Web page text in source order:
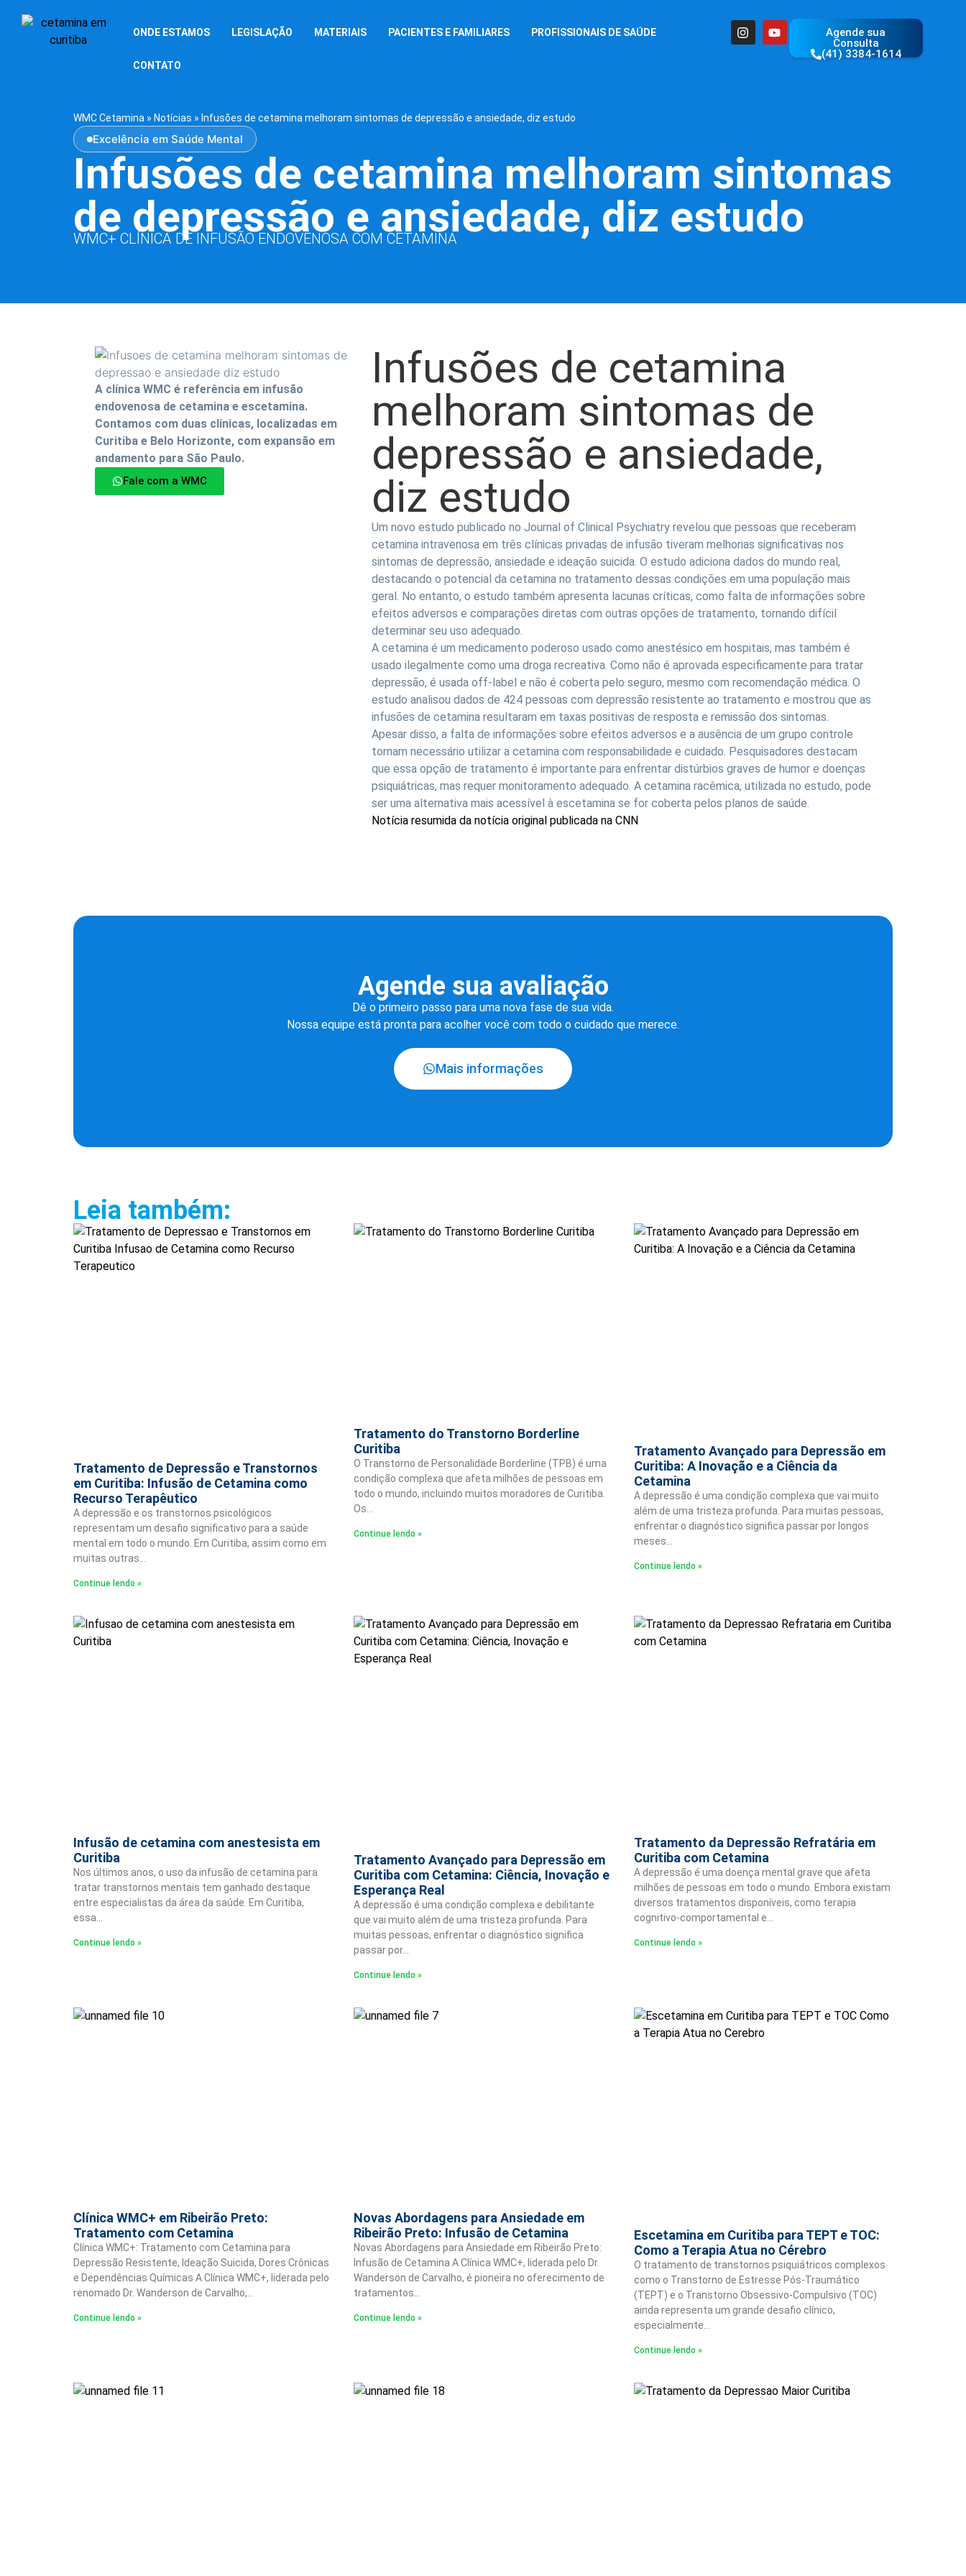
ONDE ESTAMOS LEGISLAÇÃO MATERIAIS PACIENTES E FAMILIARES PROFISSIONAIS DE SAÚDE
CONTATO
Agende sua
Consulta
(41) 3384-1614
WMC Cetamina » Notícias » Infusões de cetamina melhoram sintomas de depressão e ansiedade, diz estudo
Excelência em Saúde Mental
Infusões de cetamina melhoram sintomas
de depressão e ansiedade, diz estudo
WMC+ CLÍNICA DE INFUSÃO ENDOVENOSA COM CETAMINA
A clínica WMC é referência em infusão
endovenosa de cetamina e escetamina.
Contamos com duas clínicas, localizadas em
Curitiba e Belo Horizonte, com expansão em
andamento para São Paulo.
Fale com a WMC
Infusões de cetamina
melhoram sintomas de
depressão e ansiedade,
diz estudo
Um novo estudo publicado no Journal of Clinical Psychiatry revelou que pessoas que receberam
cetamina intravenosa em três clínicas privadas de infusão tiveram melhorias significativas nos
sintomas de depressão, ansiedade e ideação suicida. O estudo adiciona dados do mundo real,
destacando o potencial da cetamina no tratamento dessas condições em uma população mais
geral. No entanto, o estudo também apresenta lacunas críticas, como falta de informações sobre
efeitos adversos e comparações diretas com outras opções de tratamento, tornando difícil
determinar seu uso adequado.
A cetamina é um medicamento poderoso usado como anestésico em hospitais, mas também é
usado ilegalmente como uma droga recreativa. Como não é aprovada especificamente para tratar
depressão, é usada off-label e não é coberta pelo seguro, mesmo com recomendação médica. O
estudo analisou dados de 424 pessoas com depressão resistente ao tratamento e mostrou que as
infusões de cetamina resultaram em taxas positivas de resposta e remissão dos sintomas.
Apesar disso, a falta de informações sobre efeitos adversos e a ausência de um grupo controle
tornam necessário utilizar a cetamina com responsabilidade e cuidado. Pesquisadores destacam
que essa opção de tratamento é importante para enfrentar distúrbios graves de humor e doenças
psiquiátricas, mas requer monitoramento adequado. A cetamina racêmica, utilizada no estudo, pode
ser uma alternativa mais acessível à escetamina se for coberta pelos planos de saúde.
Notícia resumida da notícia original publicada na CNN
Agende sua avaliação
Dê o primeiro passo para uma nova fase de sua vida.
Nossa equipe está pronta para acolher você com todo o cuidado que merece.
Mais informações
Leia também:
Tratamento de Depressão e Transtornos
em Curitiba: Infusão de Cetamina como
Recurso Terapêutico
A depressão e os transtornos psicológicos
representam um desafio significativo para a saúde
mental em todo o mundo. Em Curitiba, assim como em
muitas outras…
Continue lendo »
Tratamento do Transtorno Borderline
Curitiba
O Transtorno de Personalidade Borderline (TPB) é uma
condição complexa que afeta milhões de pessoas em
todo o mundo, incluindo muitos moradores de Curitiba.
Os…
Continue lendo »
Tratamento Avançado para Depressão em
Curitiba: A Inovação e a Ciência da
Cetamina
A depressão é uma condição complexa que vai muito
além de uma tristeza profunda. Para muitas pessoas,
enfrentar o diagnóstico significa passar por longos
meses…
Continue lendo »
Infusão de cetamina com anestesista em
Curitiba
Nos últimos anos, o uso da infusão de cetamina para
tratar transtornos mentais tem ganhado destaque
entre especialistas da área da saúde. Em Curitiba,
essa…
Continue lendo »
Tratamento Avançado para Depressão em
Curitiba com Cetamina: Ciência, Inovação e
Esperança Real
A depressão é uma condição complexa e debilitante
que vai muito além de uma tristeza profunda. Para
muitas pessoas, enfrentar o diagnóstico significa
passar por…
Continue lendo »
Tratamento da Depressão Refratária em
Curitiba com Cetamina
A depressão é uma doença mental grave que afeta
milhões de pessoas em todo o mundo. Embora existam
diversos tratamentos disponíveis, como terapia
cognitivo-comportamental e…
Continue lendo »
Clínica WMC+ em Ribeirão Preto:
Tratamento com Cetamina
Clínica WMC+: Tratamento com Cetamina para
Depressão Resistente, Ideação Suicida, Dores Crônicas
e Dependências Químicas A Clínica WMC+, liderada pelo
renomado Dr. Wanderson de Carvalho,…
Continue lendo »
Novas Abordagens para Ansiedade em
Ribeirão Preto: Infusão de Cetamina
Novas Abordagens para Ansiedade em Ribeirão Preto:
Infusão de Cetamina A Clínica WMC+, liderada pelo Dr.
Wanderson de Carvalho, é pioneira no oferecimento de
tratamentos…
Continue lendo »
Escetamina em Curitiba para TEPT e TOC:
Como a Terapia Atua no Cérebro
O tratamento de transtornos psiquiátricos complexos
como o Transtorno de Estresse Pós-Traumático
(TEPT) e o Transtorno Obsessivo-Compulsivo (TOC)
ainda representa um grande desafio clínico,
especialmente…
Continue lendo »